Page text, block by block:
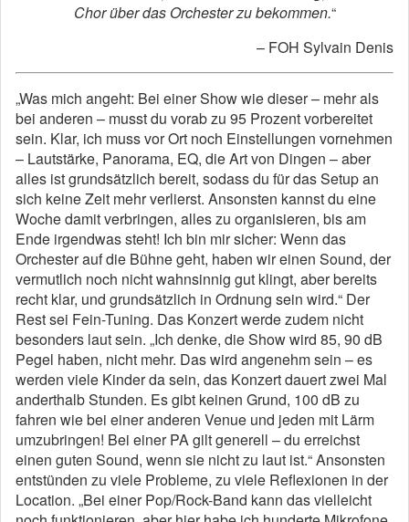
Chor über das Orchester zu bekommen.“
– FOH Sylvain Denis
„Was mich angeht: Bei einer Show wie dieser – mehr als
bei anderen – musst du vorab zu 95 Prozent vorbereitet
sein. Klar, ich muss vor Ort noch Einstellungen vornehmen
– Lautstärke, Panorama, EQ, die Art von Dingen – aber
alles ist grundsätzlich bereit, sodass du für das Setup an
sich keine Zeit mehr verlierst. Ansonsten kannst du eine
Woche damit verbringen, alles zu organisieren, bis am
Ende irgendwas steht! Ich bin mir sicher: Wenn das
Orchester auf die Bühne geht, haben wir einen Sound, der
vermutlich noch nicht wahnsinnig gut klingt, aber bereits
recht klar, und grundsätzlich in Ordnung sein wird.“ Der
Rest sei Fein-Tuning. Das Konzert werde zudem nicht
besonders laut sein. „Ich denke, die Show wird 85, 90 dB
Pegel haben, nicht mehr. Das wird angenehm sein – es
werden viele Kinder da sein, das Konzert dauert zwei Mal
anderthalb Stunden. Es gibt keinen Grund, 100 dB zu
fahren wie bei einer anderen Venue und jeden mit Lärm
umzubringen! Bei einer PA gilt generell – du erreichst
einen guten Sound, wenn sie nicht zu laut ist.“ Ansonsten
entstünden zu viele Probleme, zu viele Reflexionen in der
Location. „Bei einer Pop/Rock-Band kann das vielleicht